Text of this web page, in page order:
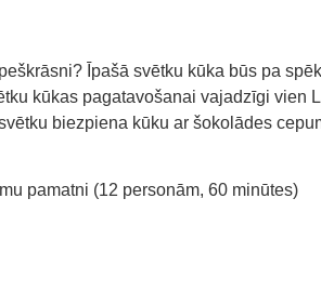
Īpašā svētku kūka būs pa
kūkas pagatavošanai vajadzīgi vien
biezpiena kūku ar šokolādes
pamatni (12 personām, 60 minūtes)